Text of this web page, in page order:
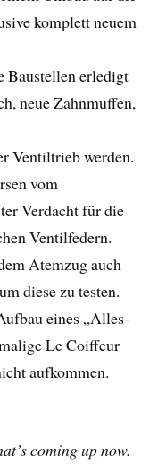
komplett neuem
Baustellen erledigt
neue Zahnmuffen,
Ventiltrieb werden.
vom
Verdacht für die
Ventilfedern.
Atemzug auch
diese zu testen.
eines „Alles-
Le Coiffeur
aufkommen.
coming up now.